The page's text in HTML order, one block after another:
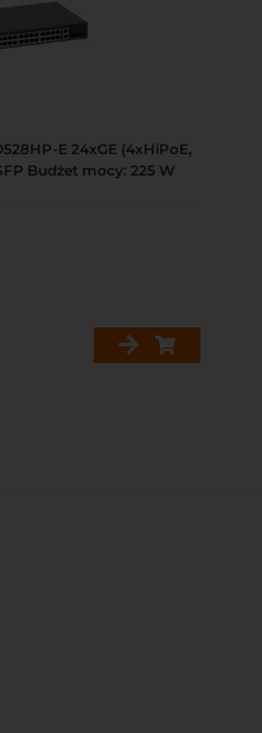
E 24xGE (4xHiPoE,
Budżet mocy: 225 W